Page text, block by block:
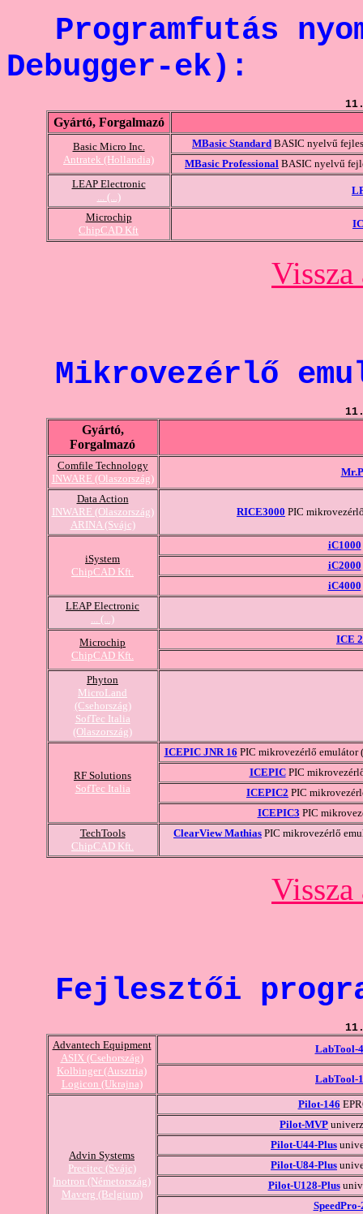
Programfutás
Debugger-ek):
Gyártó, Forgalmazó
Basic Micro Inc.
Antratek (Hollandia)
MBasic Standard BASIC nyelvű
MBasic Professional BASIC nyelvű
LEAP Electronic
... (...)
Microchip
ChipCAD Kft
Vissza
Mikrovezérlő
Gyártó,
Forgalmazó
Comfile Technology
INWARE (Olaszország)
Data Action
INWARE (Olaszország)
ARINA (Svájc)
RICE3000 PIC
iSystem
ChipCAD Kft.
iC1000
iC2000
iC4000
LEAP Electronic
... (...)
Microchip
ChipCAD Kft.
ICE
Phyton
MicroLand
(Csehország)
SofTec Italia
(Olaszország)
RF Solutions
SofTec Italia
ICEPIC JNR 16 PIC mikrovezérlő emulátor
ICEPICPIC
ICEPIC2 PIC
ICEPIC3 PIC
TechTools
ChipCAD Kft.
ClearView Mathias PIC mikrovezérlő
Vissza
Fejlesztői
Advantech Equipment
ASIX (Csehország)
Kolbinger (Ausztria)
Logicon (Ukrajna)
LabTool-
LabTool-
Advin Systems
Precitec (Svájc)
Inotron (Németország)
Maverg (Belgium)
Pilot-146
Pilot-MVP
Pilot-U44-Plus
Pilot-U84-Plus
Pilot-U128-Plus